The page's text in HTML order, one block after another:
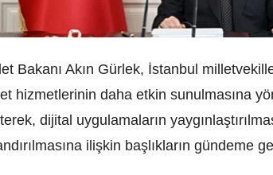
Bakanı Akın Gürlek, İstanbul
hizmetlerinin daha etkin sunulmasına
dijital uygulamaların
ilişkin başlıkların gündeme